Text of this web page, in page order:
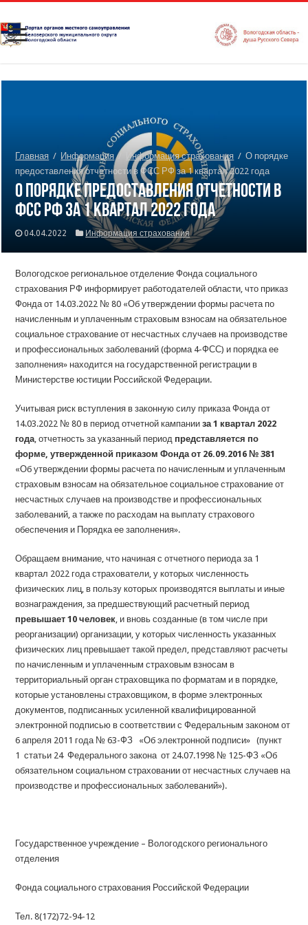
Главная / Информация / Информация страхования / О порядке
предоставления отчетности в ФСС РФ за 1 квартал 2022 года
О порядке предоставления отчетности в
ФСС РФ за 1 квартал 2022 года
04.04.2022 Информация страхования
Вологодское региональное отделение Фонда социального
страхования РФ информирует работодателей области, что приказ
Фонда от 14.03.2022 № 80 «Об утверждении формы расчета по
начисленным и уплаченным страховым взносам на обязательное
социальное страхование от несчастных случаев на производстве
и профессиональных заболеваний (форма 4-ФСС) и порядка ее
заполнения» находится на государственной регистрации в
Министерстве юстиции Российской Федерации.
Учитывая риск вступления в законную силу приказа Фонда от
14.03.2022 № 80 в период отчетной кампанииза 1 квартал 2022
года, отчетность за указанный период представляется по
форме, утвержденной приказом Фонда от 26.09.2016 № 381
«Об утверждении формы расчета по начисленным и уплаченным
страховым взносам на обязательное социальное страхование от
несчастных случаев на производстве и профессиональных
заболеваний, а также по расходам на выплату страхового
обеспечения и Порядка ее заполнения».
Обращаем внимание, что начиная с отчетного периода за 1
квартал 2022 года страхователи, у которых численность
физических лиц, в пользу которых производятся выплаты и иные
вознаграждения, за предшествующий расчетный период
превышает 10 человек, и вновь созданные (в том числе при
реорганизации) организации, у которых численность указанных
физических лиц превышает такой предел, представляют расчеты
по начисленным и уплаченным страховым взносам в
территориальный орган страховщика по форматам и в порядке,
которые установлены страховщиком, в форме электронных
документов, подписанных усиленной квалифицированной
электронной подписью в соответствии с Федеральным законом от
6 апреля 2011 года № 63-ФЗ «Об электронной подписи» (пункт
1 статьи 24 Федерального закона от 24.07.1998 № 125-ФЗ «Об
обязательном социальном страховании от несчастных случаев на
производстве и профессиональных заболеваний»).
Государственное учреждение – Вологодского регионального
отделения
Фонда социального страхования Российской Федерации
Тел. 8(172)72-94-12